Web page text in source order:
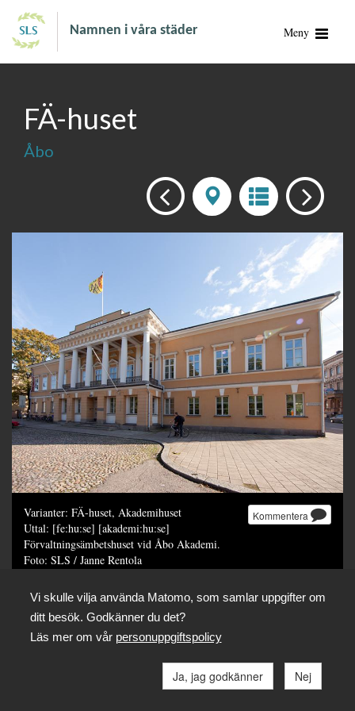
Namnen i våra städer Meny
FÄ-huset
Åbo
Kommentera
Varianter: FÄ-huset, Akademihuset
Uttal: [fe:hu:se] [akademi:hu:se]
Förvaltningsämbetshuset vid Åbo Akademi.
Foto: SLS / Janne Rentola
Vi skulle vilja använda Matomo, som samlar uppgifter om
ditt besök. Godkänner du det?
Läs mer om vår personuppgiftspolicy
Ja, jag godkänner Nej